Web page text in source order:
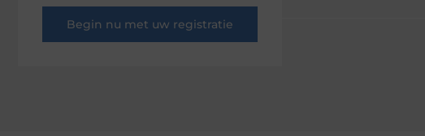
Begin nu met uw registratie